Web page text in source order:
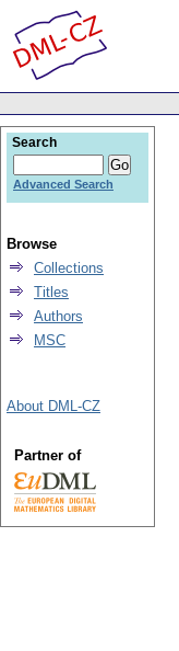
Search
Advanced Search
Browse
Collections
Titles
Authors
MSC
About DML-CZ
Partner of